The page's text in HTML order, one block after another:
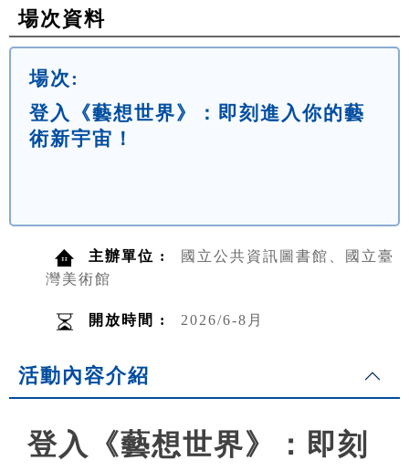
場次資料
場次:
登入《藝想世界》：即刻進入你的藝
術新宇宙！
主辦單位 :
國立公共資訊圖書館、國立臺
灣美術館
開放時間 : 2026/6-8月
活動內容介紹
登入《藝想世界》：即刻